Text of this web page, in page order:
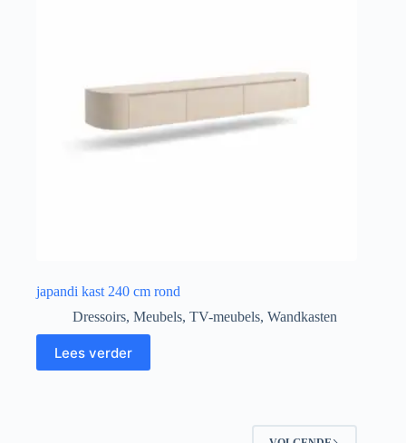
japandi kast 240 cm rond
Dressoirs, Meubels, TV-meubels, Wandkasten
Lees verder